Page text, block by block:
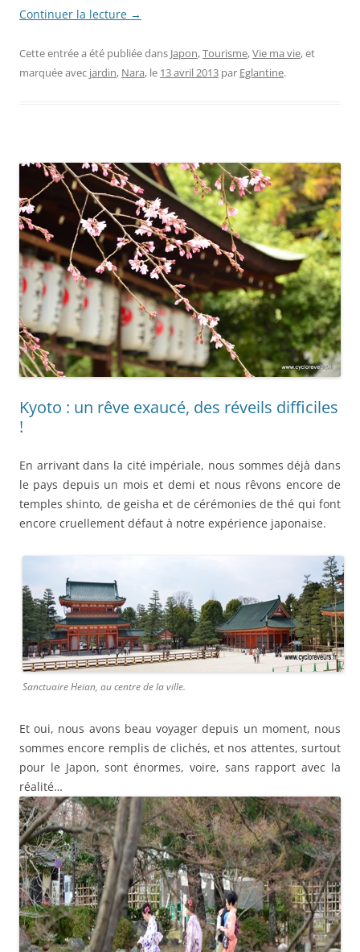
Continuer la lecture →
Cette entrée a été publiée dans Japon,Tourisme,Vie ma vie, et
marquée avec jardin, Nara, le 13 avril 2013 par Eglantine.
Kyoto : un rêve exaucé, des réveils difficiles
!
En arrivant dans la cité impériale, nous sommes déjà dans
le pays depuis un mois et demi et nous rêvons encore de
temples shinto, de geisha et de cérémonies de thé qui font
encore cruellement défaut à notre expérience japonaise.
Sanctuaire Heian, au centre de la ville.
Et oui, nous avons beau voyager depuis un moment, nous
sommes encore remplis de clichés, et nos attentes, surtout
pour le Japon, sont énormes, voire, sans rapport avec la
réalité…